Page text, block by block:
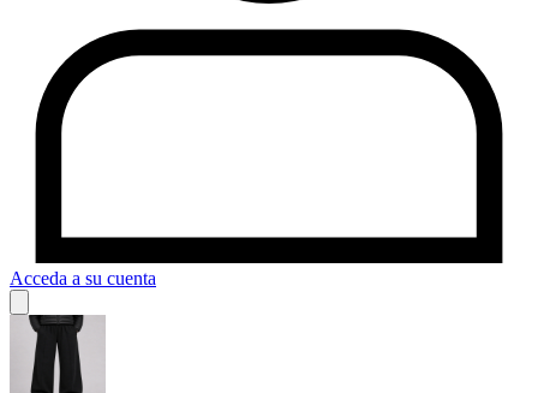
Acceda a su cuenta